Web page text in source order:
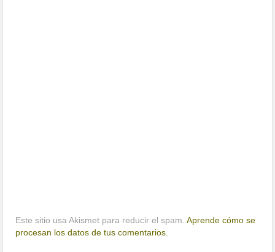
Este sitio usa Akismet para reducir el spam.Aprende cómo se
procesan los datos de tus comentarios.